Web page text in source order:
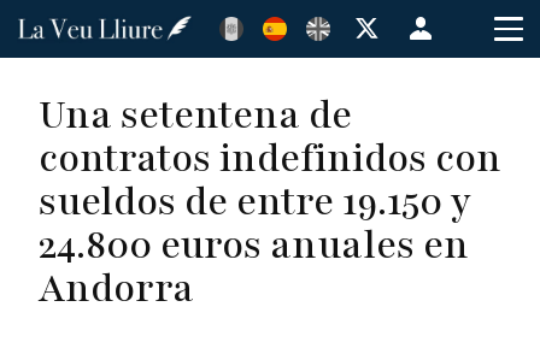
Pasar
principal
Menú
de
usuario
Una setentena de
contratos indefinidos con
sueldos de entre 19.150 y
24.800 euros anuales en
Andorra